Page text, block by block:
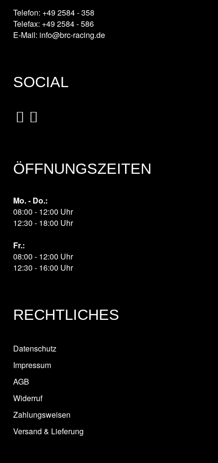
Telefon: +49 2584 - 358
Telefax: +49 2584 - 586
E-Mail: info@brc-racing.de
SOCIAL
ÖFFNUNGSZEITEN
Mo. - Do.:
08:00 - 12:00 Uhr
12:30 - 18:00 Uhr
Fr.:
08:00 - 12:00 Uhr
12:30 - 16:00 Uhr
RECHTLICHES
Datenschutz
Impressum
AGB
Widerruf
Zahlungsweisen
Versand & Lieferung